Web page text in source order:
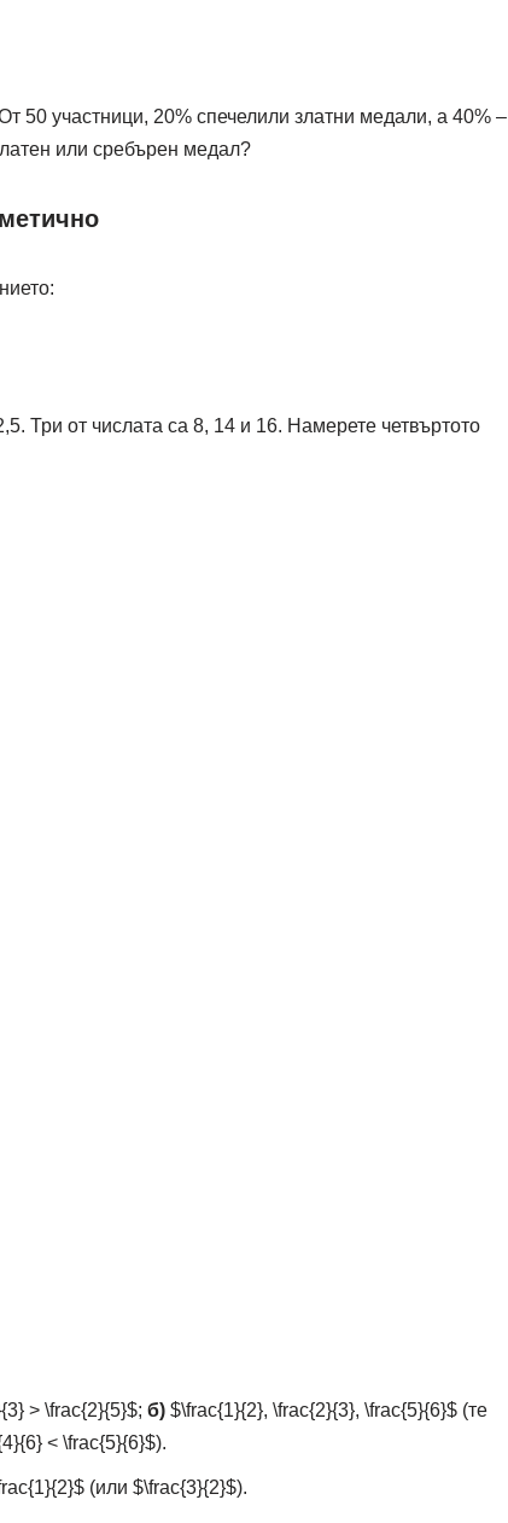
50 участници, 20% спечелили златни медали, а 40% –
или сребърен медал?
Три от числата са 8, 14 и 16. Намерете четвъртото
> \frac{2}{5}$; б) $\frac{1}{2}, \frac{2}{3}, \frac{5}{6}$ (те
< \frac{5}{6}$).
(или $\frac{3}{2}$).